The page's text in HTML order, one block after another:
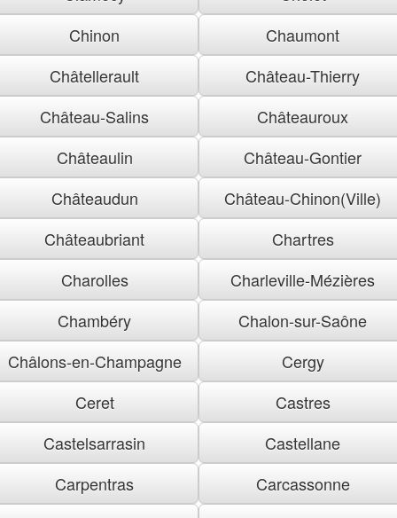
Chinon
Chaumont
Châtellerault
Château-Thierry
Château-Salins
Châteauroux
Châteaulin
Château-Gontier
Châteaudun
Château-Chinon(Ville)
Châteaubriant
Chartres
Charolles
Charleville-Mézières
Chambéry
Chalon-sur-Saône
Châlons-en-Champagne
Cergy
Ceret
Castres
Castelsarrasin
Castellane
Carpentras
Carcassonne